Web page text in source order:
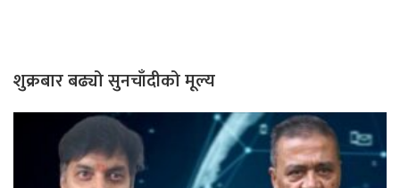
शुक्रबार बढ्यो सुनचाँदीको मूल्य